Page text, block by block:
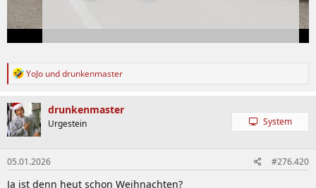
R
t
i
o
n
e
n
:
YoJo unddrunkenmaster
drunkenmaster
Urgestein System
05.01.2026 #276.420
Ja ist denn heut schon Weihnachten?